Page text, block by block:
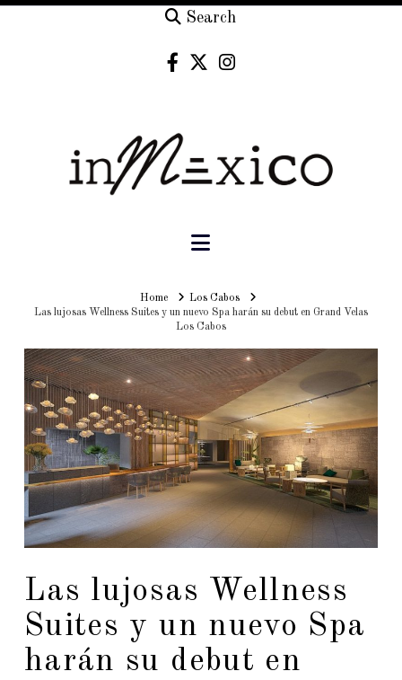
Search
Navigation
HomeHomeLos Cabos
Las lujosas Wellness Suites y un nuevo Spa harán su debut en Grand Velas
Los Cabos
Las lujosas Wellness
Suites y un nuevo Spa
harán su debut en